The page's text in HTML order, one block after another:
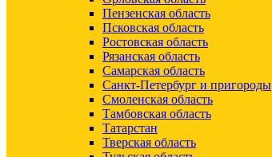
Пензенская область
Псковская область
Ростовская область
Рязанская область
Самарская область
Санкт-Петербург и пригороды
Смоленская область
Тамбовская область
Татарстан
Тверская область